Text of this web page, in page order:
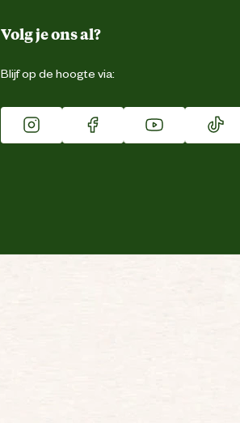
Volg je ons al?
Blijf op de hoogte via: